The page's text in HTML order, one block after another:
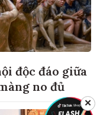
độc đáo giữa
no đủ
✕